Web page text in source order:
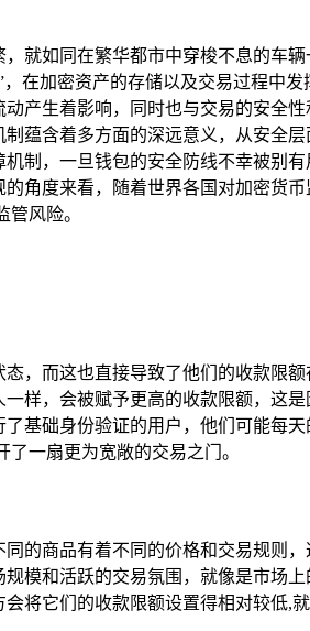
就如同在繁华都市中穿梭不息的车
在加密资产的存储以及交易过程中
产生着影响，同时也与交易的安全
蕴含着多方面的深远意义，从安全
制，一旦钱包的安全防线不幸被别
角度来看，随着世界各国对加密货
风险。
，而这也直接导致了他们的收款限
样，会被赋予更高的收款限额，这
基础身份验证的用户，他们可能每
一扇更为宽敞的交易之门。
的商品有着不同的价格和交易规则
模和活跃的交易氛围，就像是市场
将它们的收款限额设置得相对较低,